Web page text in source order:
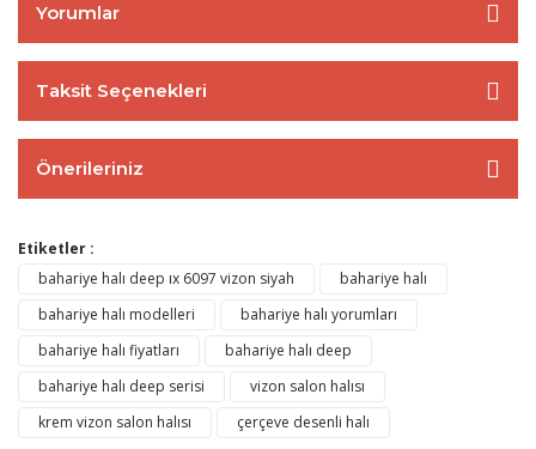
Yorumlar
Taksit Seçenekleri
Önerileriniz
Etiketler :
bahariye halı deep ıx 6097 vizon siyah
bahariye halı
bahariye halı modelleri
bahariye halı yorumları
bahariye halı fiyatları
bahariye halı deep
bahariye halı deep serisi
vizon salon halısı
krem vizon salon halısı
çerçeve desenli halı